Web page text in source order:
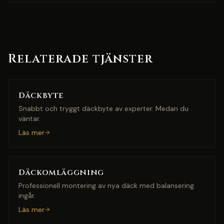
Relaterade tjänster
Däckbyte
Snabbt och tryggt däckbyte av experter. Medan du
väntar.
Läs mer
Däckomläggning
Professionell montering av nya däck med balansering
ingår.
Läs mer